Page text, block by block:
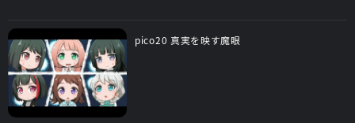
pico20 真実を映す魔眼